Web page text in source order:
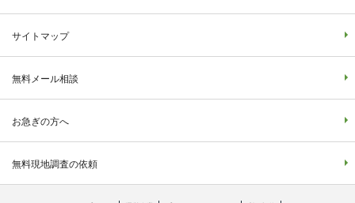
サイトマップ
無料メール相談
お急ぎの方へ
無料現地調査の依頼